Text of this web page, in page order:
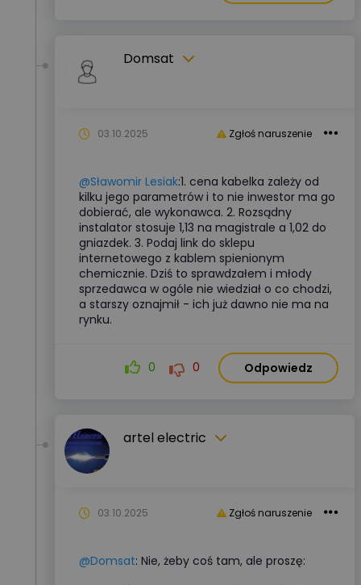
Domsat
Zgłoś naruszenie
03.10.2025
@Sławomir Lesiak:1. cena kabelka zależy od
kilku jego parametrów i to nie inwestor ma go
dobierać, ale wykonawca. 2. Rozsądny
instalator stosuje 1,13 na magistrale a 1,02 do
gniazdek. 3. Podaj link do sklepu
internetowego z kablem spienionym
chemicznie. Dziś to sprawdzałem i młody
sprzedawca w ogóle nie wiedział o co chodzi,
a starszy oznajmił - ich już dawno nie ma na
rynku.
0 0 Odpowiedz
artel electric
Zgłoś naruszenie
03.10.2025
@Domsat: Nie, żeby coś tam, ale proszę: